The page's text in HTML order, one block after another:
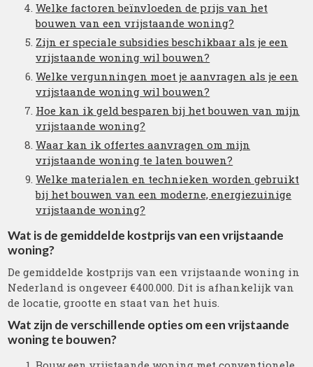
Welke factoren beïnvloeden de prijs van het
bouwen van een vrijstaande woning?
Zijn er speciale subsidies beschikbaar als je een
vrijstaande woning wil bouwen?
Welke vergunningen moet je aanvragen als je een
vrijstaande woning wil bouwen?
Hoe kan ik geld besparen bij het bouwen van mijn
vrijstaande woning?
Waar kan ik offertes aanvragen om mijn
vrijstaande woning te laten bouwen?
Welke materialen en technieken worden gebruikt
bij het bouwen van een moderne, energiezuinige
vrijstaande woning?
Wat is de gemiddelde kostprijs van een vrijstaande
woning?
De gemiddelde kostprijs van een vrijstaande woning in
Nederland is ongeveer €400.000. Dit is afhankelijk van
de locatie, grootte en staat van het huis.
Wat zijn de verschillende opties om een vrijstaande
woning te bouwen?